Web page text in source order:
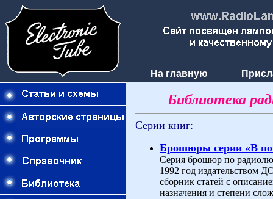
На главную
Библиотека
Серии книг:
Брошюры серии «В
Серия брошюр по
1992 год издательством
сборник статей с
назначения и степени